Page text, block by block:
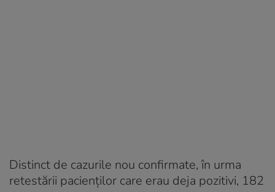
Distinct de cazurile nou confirmate, în urma
retestării pacienților care erau deja pozitivi, 182